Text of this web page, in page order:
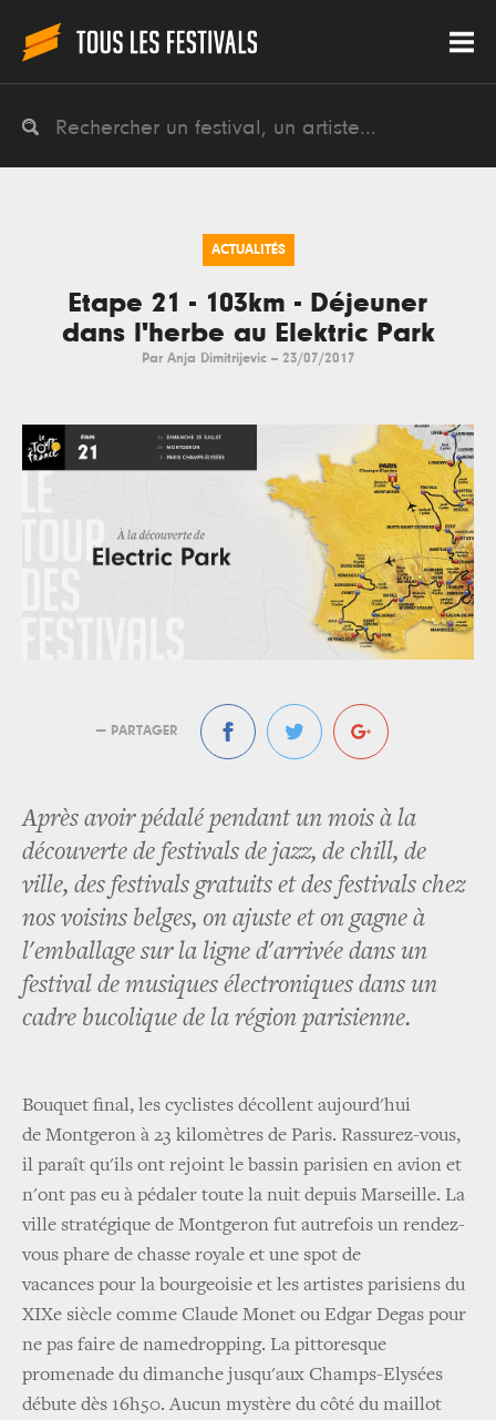
ACTUALITÉS
Etape 21 - 103km - Déjeuner
dans l'herbe au Elektric Park
Par Anja Dimitrijevic -- 23/07/2017
— PARTAGER
Après avoir pédalé pendant un mois à la
découverte de festivals de jazz, de chill, de
ville, des festivals gratuits et des festivals chez
nos voisins belges, on ajuste et on gagne à
l'emballage sur la ligne d'arrivée dans un
festival de musiques électroniques dans un
cadre bucolique de la région parisienne.
Bouquet final, les cyclistes décollent aujourd'hui
de Montgeron à 23 kilomètres de Paris. Rassurez-vous,
il paraît qu'ils ont rejoint le bassin parisien en avion et
n'ont pas eu à pédaler toute la nuit depuis Marseille. La
ville stratégique de Montgeron fut autrefois un rendez-
vous phare de chasse royale et une spot de
vacances pour la bourgeoisie et les artistes parisiens du
XIXe siècle comme Claude Monet ou Edgar Degas pour
ne pas faire de namedropping. La pittoresque
promenade du dimanche jusqu'aux Champs-Elysées
débute dès 16h50. Aucun mystère du côté du maillot